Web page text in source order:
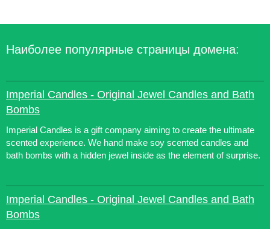
Наиболее популярные страницы домена:
Imperial Candles - Original Jewel Candles and Bath
Bombs
Imperial Candles is a gift company aiming to create the ultimate
scented experience. We hand make soy scented candles and
bath bombs with a hidden jewel inside as the element of surprise.
Imperial Candles - Original Jewel Candles and Bath
Bombs